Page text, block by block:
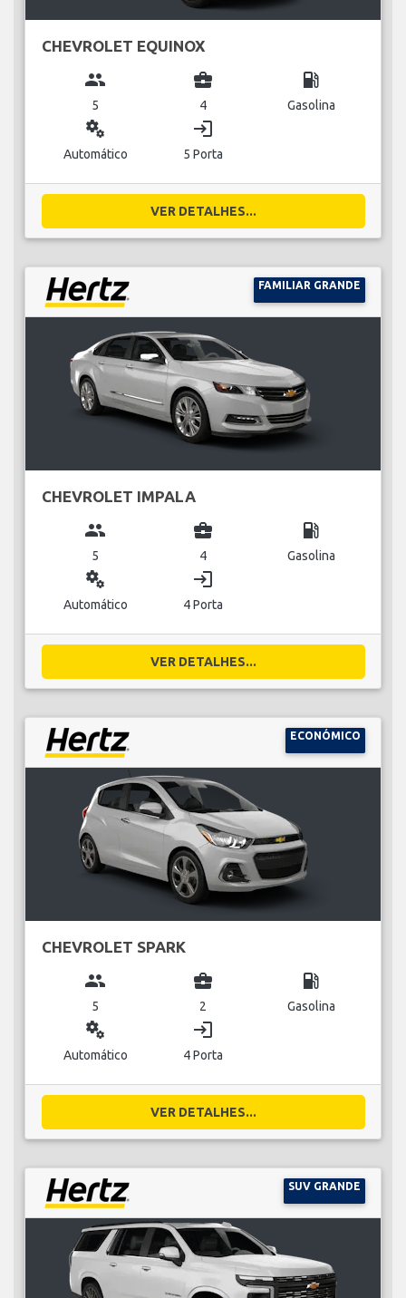
CHEVROLET EQUINOX
group
5
business_center
4
local_gas_station
Gasolina
miscellaneous_services
Automático
login
5 Porta
VER DETALHES...
FAMILIAR GRANDE
CHEVROLET IMPALA
group
5
business_center
4
local_gas_station
Gasolina
miscellaneous_services
Automático
login
4 Porta
VER DETALHES...
ECONÓMICO
CHEVROLET SPARK
group
5
business_center
2
local_gas_station
Gasolina
miscellaneous_services
Automático
login
4 Porta
VER DETALHES...
SUV GRANDE